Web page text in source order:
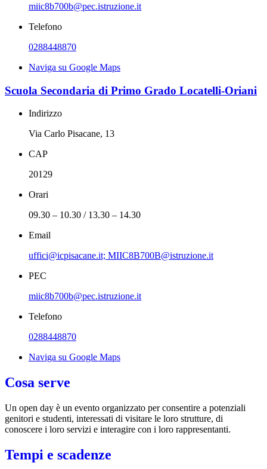
miic8b700b@pec.istruzione.it
Telefono
0288448870
Naviga su Google Maps
Scuola Secondaria di Primo Grado Locatelli-Oriani
Indirizzo
Via Carlo Pisacane, 13
CAP
20129
Orari
09.30 – 10.30 / 13.30 – 14.30
Email
uffici@icpisacane.it; MIIC8B700B@istruzione.it
PEC
miic8b700b@pec.istruzione.it
Telefono
0288448870
Naviga su Google Maps
Cosa serve
Un open day è un evento organizzato per consentire a potenziali
genitori e studenti, interessati di visitare le loro strutture, di
conoscere i loro servizi e interagire con i loro rappresentanti.
Tempi e scadenze